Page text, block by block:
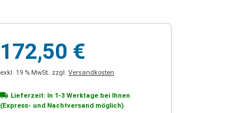
172,50 €
exkl. 19 % MwSt. zzgl. Versandkosten
Lieferzeit: In 1-3 Werktage bei Ihnen
(Express- und Nachtversand möglich)